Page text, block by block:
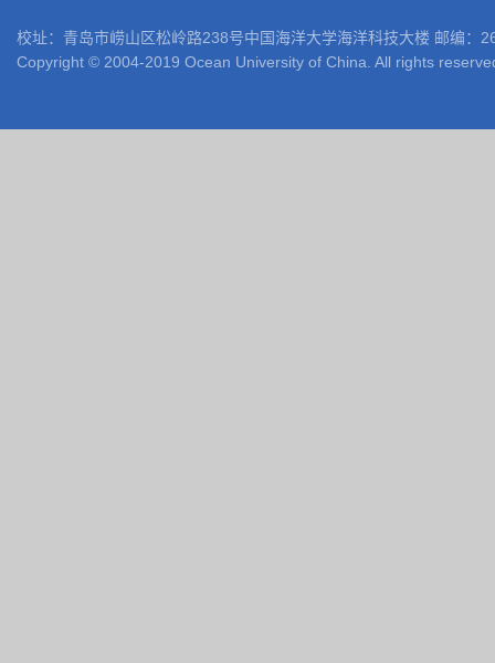
校址：青岛市崂山区松岭路238号中国海洋大学海洋科技大楼 邮编
Copyright © 2004-2019 Ocean University of China. All rights